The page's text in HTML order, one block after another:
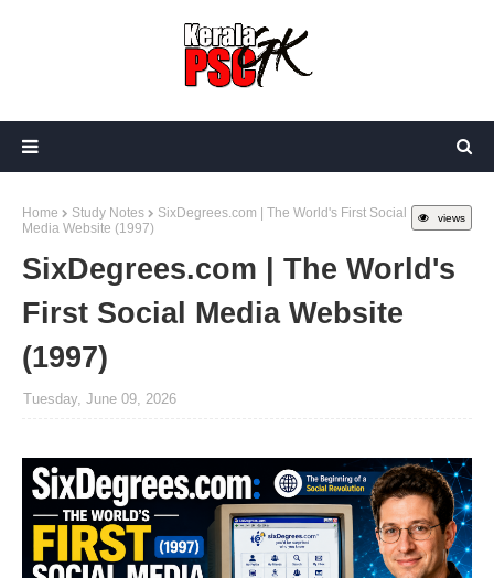
views
Home Study Notes
SixDegrees.com | The World's First Social
Media Website (1997)
SixDegrees.com | The World's
First Social Media Website
(1997)
Tuesday, June 09, 2026